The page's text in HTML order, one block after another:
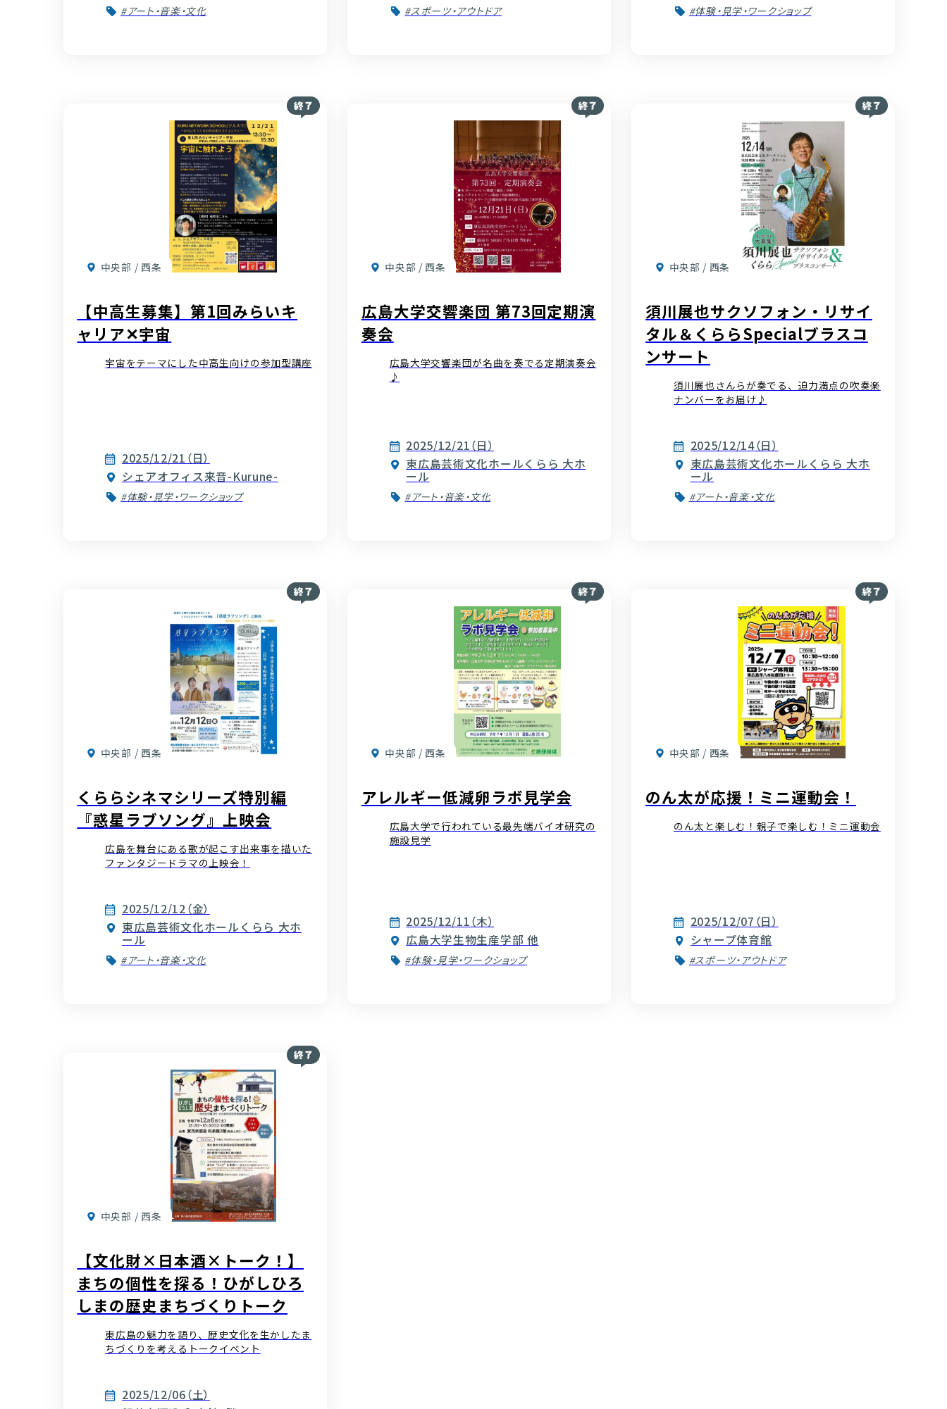
#アート・音楽・文化 #スポーツ・アウトドア #体験・見学・ワークショップ
中央部 / 西条
【中高生募集】第1回みらいキ
ャリア✕宇宙
宇宙をテーマにした中高生向けの参加型講座
2025/12/21（日）
シェアオフィス来音-Kurune-
#体験・見学・ワークショップ
中央部 / 西条
広島大学交響楽団 第73回定期演
奏会
広島大学交響楽団が名曲を奏でる定期演奏会
♪
2025/12/21（日）
東広島芸術文化ホールくらら 大ホ
ール
#アート・音楽・文化
中央部 / 西条
須川展也サクソフォン・リサイ
タル＆くららSpecialブラスコ
ンサート
須川展也さんらが奏でる、迫力満点の吹奏楽
ナンバーをお届け♪
2025/12/14（日）
東広島芸術文化ホールくらら 大ホ
ール
#アート・音楽・文化
中央部 / 西条
くららシネマシリーズ特別編
『惑星ラブソング』上映会
広島を舞台にある歌が起こす出来事を描いた
ファンタジードラマの上映会！
2025/12/12（金）
東広島芸術文化ホールくらら 大ホ
ール
#アート・音楽・文化
中央部 / 西条
アレルギー低減卵ラボ見学会
広島大学で行われている最先端バイオ研究の
施設見学
2025/12/11（木）
広島大学生物生産学部 他
#体験・見学・ワークショップ
中央部 / 西条
のん太が応援！ミニ運動会！
のん太と楽しむ！親子で楽しむ！ミニ運動会
2025/12/07（日）
シャープ体育館
#スポーツ・アウトドア
中央部 / 西条
【文化財×日本酒×トーク！】
まちの個性を探る！ひがしひろ
しまの歴史まちづくりトーク
東広島の魅力を語り、歴史文化を生かしたま
ちづくりを考えるトークイベント
2025/12/06（土）